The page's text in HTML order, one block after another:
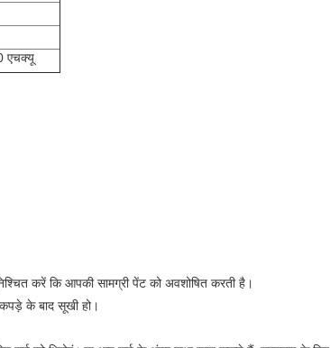
एचक्यू
करें कि आपकी सामग्री पेंट को अवशोषित करती है।
के बाद सूखी हो।